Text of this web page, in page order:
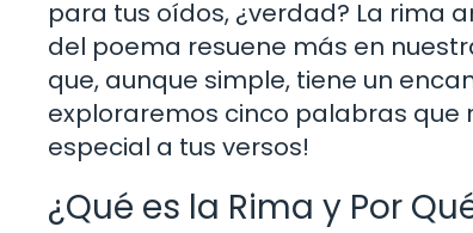
para tus oídos, ¿verdad? La rima
del poema resuene más en
que, aunque simple, tiene un
exploraremos cinco palabras que
especial a tus versos!
¿Qué es la Rima y Por